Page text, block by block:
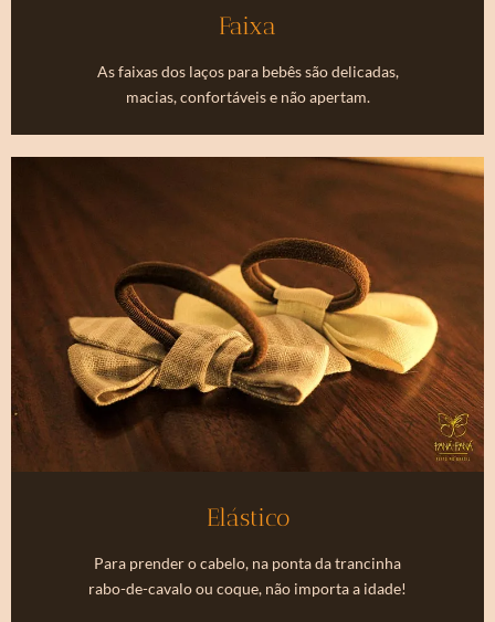
Faixa
As faixas dos laços para bebês são delicadas,
macias, confortáveis e não apertam.
Elástico
Para prender o cabelo, na ponta da trancinha
rabo-de-cavalo ou coque, não importa a idade!